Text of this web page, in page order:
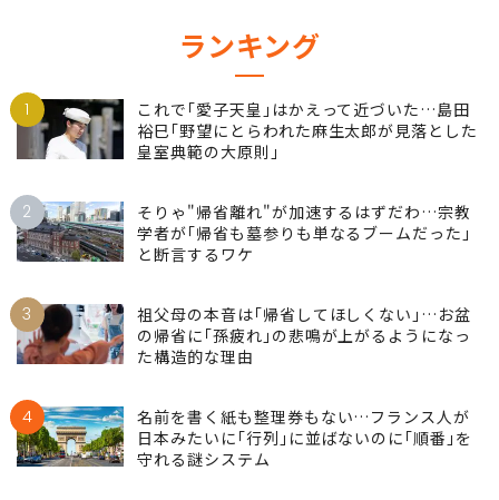
ランキング
1
これで｢愛子天皇｣はかえって近づいた…島田
裕巳｢野望にとらわれた麻生太郎が見落とした
皇室典範の大原則｣
2
そりゃ"帰省離れ"が加速するはずだわ…宗教
学者が｢帰省も墓参りも単なるブームだった｣
と断言するワケ
3
祖父母の本音は｢帰省してほしくない｣…お盆
の帰省に｢孫疲れ｣の悲鳴が上がるようになっ
た構造的な理由
4
名前を書く紙も整理券もない…フランス人が
日本みたいに｢行列｣に並ばないのに｢順番｣を
守れる謎システム